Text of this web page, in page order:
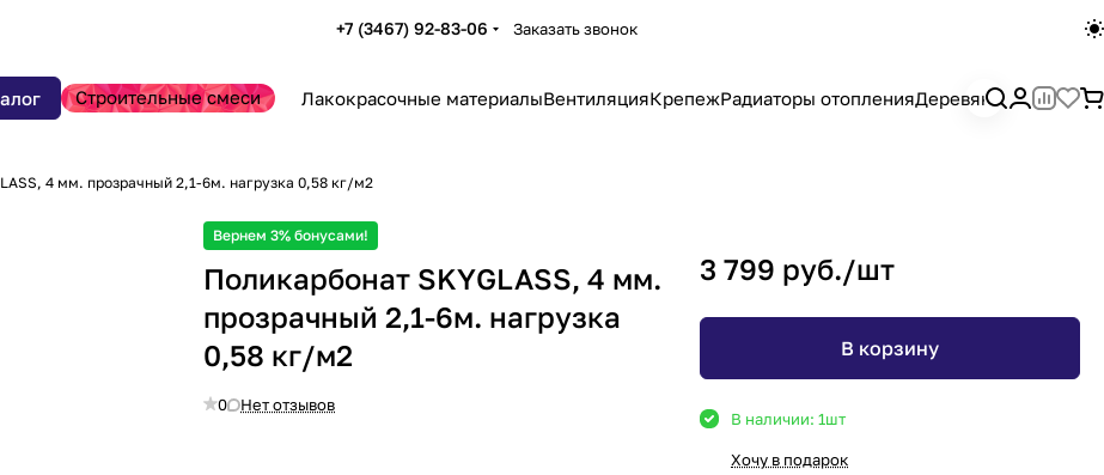
+7 (3467) 92-83-06 Заказать звонок
Строительные смеси Лакокрасочные материалыВентиляцияКрепежРадиаторы отопленияДеревянный
4 мм. прозрачный 2,1-6м. нагрузка 0,58 кг/м2
Вернем 3% бонусами!
Поликарбонат SKYGLASS, 4 мм.
прозрачный 2,1-6м. нагрузка
0,58 кг/м2
0 Нет отзывов
3 799 руб./шт
В корзину
В наличии: 1шт
Хочу в подарок